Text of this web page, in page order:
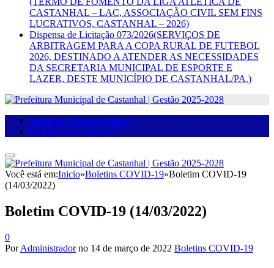
CASTANHAL – LAC, ASSOCIAÇÃO CIVIL SEM FINS
LUCRATIVOS, CASTANHAL – 2026)
Dispensa de Licitação 073/2026(SERVIÇOS DE
ARBITRAGEM PARA A COPA RURAL DE FUTEBOL
2026, DESTINADO A ATENDER AS NECESSIDADES
DA SECRETARIA MUNICIPAL DE ESPORTE E
LAZER, DESTE MUNICÍPIO DE CASTANHAL/PA.)
Voltar ao site da prefeitura
Licitações e Contratos
Você está em:Inicio»Boletins COVID-19»Boletim COVID-19
(14/03/2022)
Boletim COVID-19 (14/03/2022)
0
PorAdministrador no 14 de março de 2022 Boletins COVID-19